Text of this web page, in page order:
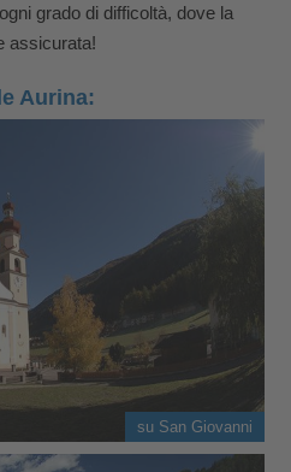
grado di difficoltà, dove la
assicurata!
Aurina:
su San Giovanni